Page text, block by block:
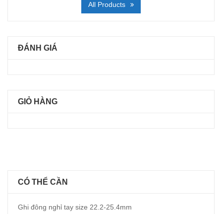
All Products
ĐÁNH GIÁ
GIỎ HÀNG
CÓ THỂ CẦN
Ghi đông nghỉ tay size 22.2-25.4mm